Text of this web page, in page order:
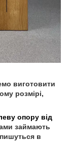
виготовити
розмірі,
опору від
займають
в